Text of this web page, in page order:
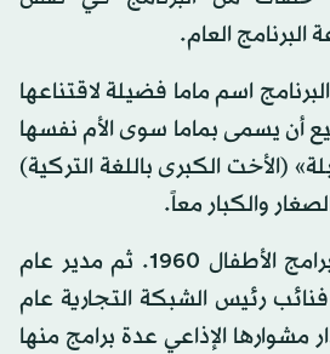
البرنامج العام.
اسم ماما فضيلة لاقتناعها
أن يسمى بماما سوى الأم نفسها
(الأخت الكبرى باللغة التركية)
والكبار معاً.
تولت منصب مراقبة برامج الأطفال 1960. ثم مدير عام
الأطفال 1970، فنائب رئيس الشبكة التجارية عام
مشوارها الإذاعي عدة برامج منها